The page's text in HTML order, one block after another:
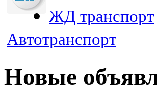
ЖД транспорт
Автотранспорт
Новые